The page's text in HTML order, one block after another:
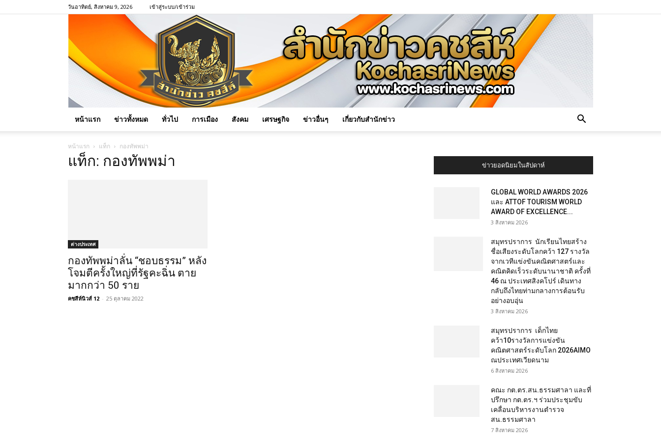
วันอาทิตย์, สิงหาคม 9, 2026 เข้าสู่ระบบ/เข้าร่วม
หน้าแรก ข่าวทั้งหมด ทั่วไป การเมือง สังคม เศรษฐกิจ ข่าวอื่นๆ เกี่ยวกับสำนักข่าว
หน้าแรก แท็ก กองทัพพม่า
แท็ก: กองทัพพม่า
ต่างประเทศ
กองทัพพม่าลั่น “ชอบธรรม” หลัง
โจมตีครั้งใหญ่ที่รัฐคะฉิ่น ตาย
มากกว่า 50 ราย
คชสีห์นิวส์ 12 - 25 ตุลาคม 2022
ข่าวยอดนิยมในสัปดาห์
GLOBAL WORLD AWARDS 2026
และ ATTOF TOURISM WORLD
AWARD OF EXCELLENCE...
3 สิงหาคม 2026
สมุทรปราการ นักเรียนไทยสร้าง
ชื่อเสียงระดับโลกคว้า 127 รางวัล
จากเวทีแข่งขันคณิตศาสตร์และ
คณิตคิดเร็วระดับนานาชาติ ครั้งที่
46 ณ ประเทศสิงคโปร์ เดินทาง
กลับถึงไทยท่ามกลางการต้อนรับ
อย่างอบอุ่น
3 สิงหาคม 2026
สมุทรปราการ เด็กไทย
คว้า10รางวัลการแข่งขัน
คณิตศาสตร์ระดับโลก 2026AIMO
ณประเทศเวียดนาม
6 สิงหาคม 2026
คณะ กต.ตร.สน.ธรรมศาลา และที่
ปรึกษา กต.ตร.ฯ ร่วมประชุมขับ
เคลื่อนบริหารงานตำรวจ
สน.ธรรมศาลา
7 สิงหาคม 2026